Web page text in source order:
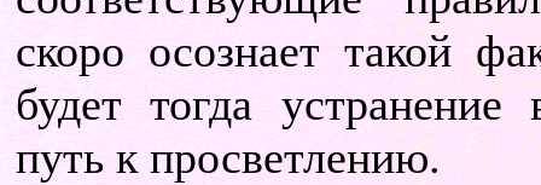
скоро осознает такой
будет тогда
путь к просветлению.